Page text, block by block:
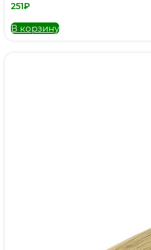
251₽
В корзину